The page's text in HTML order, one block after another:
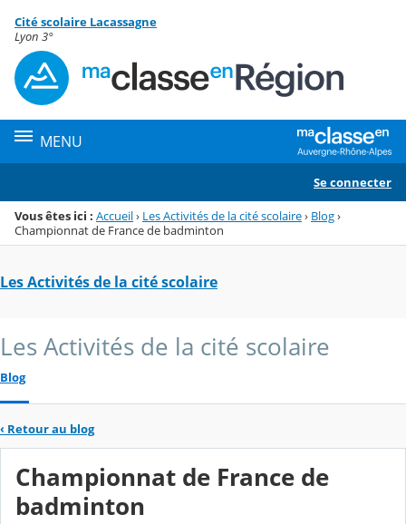
Menu de la rubrique
Contenu
Cité scolaire Lacassagne
Lyon 3°
MENU
Se connecter
Vous êtes ici : Accueil› Les Activités de la cité scolaire› Blog›
Championnat de France de badminton
Les Activités de la cité scolaire
Les Activités de la cité scolaire
Blog
‹ Retour au blog
Championnat de France de
badminton